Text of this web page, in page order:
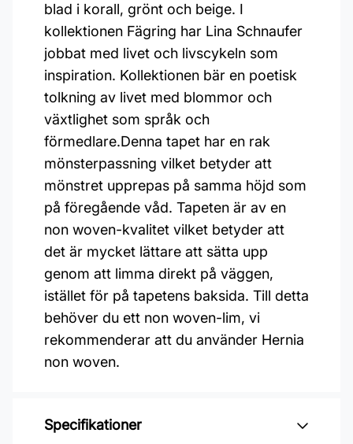
blad i korall, grönt och beige. I
kollektionen Fägring har Lina Schnaufer
jobbat med livet och livscykeln som
inspiration. Kollektionen bär en poetisk
tolkning av livet med blommor och
växtlighet som språk och
förmedlare.Denna tapet har en rak
mönsterpassning vilket betyder att
mönstret upprepas på samma höjd som
på föregående våd. Tapeten är av en
non woven-kvalitet vilket betyder att
det är mycket lättare att sätta upp
genom att limma direkt på väggen,
istället för på tapetens baksida. Till detta
behöver du ett non woven-lim, vi
rekommenderar att du använder Hernia
non woven.
Specifikationer